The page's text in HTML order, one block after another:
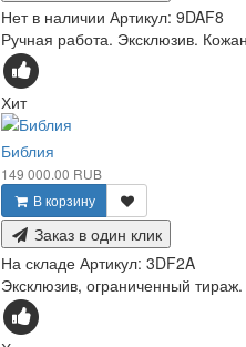
Нет в наличии Артикул: 9DAF8
Ручная работа. Эксклюзив.
Хит
Библия
149 000.00 RUB
В корзину
Заказ в один клик
На складе Артикул: 3DF2A
Эксклюзив, ограниченный